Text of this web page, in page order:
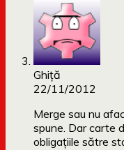
Ghiţă
22/11/2012
Merge sau nu
spune. Dar carte
obligaţiile sătre